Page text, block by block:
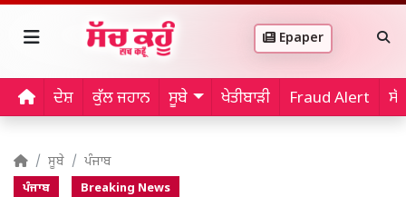
Epaper
ਦੇਸ਼ ਕੁੱਲ ਜਹਾਨ ਸੂਬੇ ਖੇਤੀਬਾੜੀ Fraud Alert
ਸੂਬੇ ਪੰਜਾਬ
ਪੰਜਾਬ Breaking News